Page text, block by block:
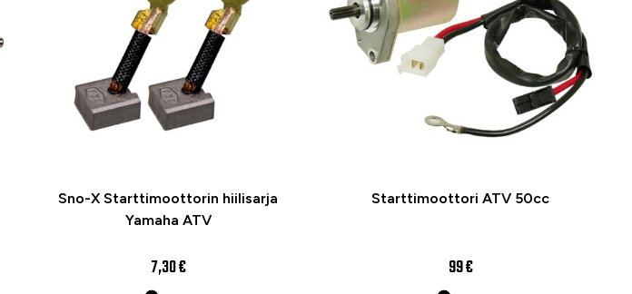
Sno-X Starttimoottorin hiilisarja
Yamaha ATV
7,30 €
Starttimoottori ATV 50cc
99 €